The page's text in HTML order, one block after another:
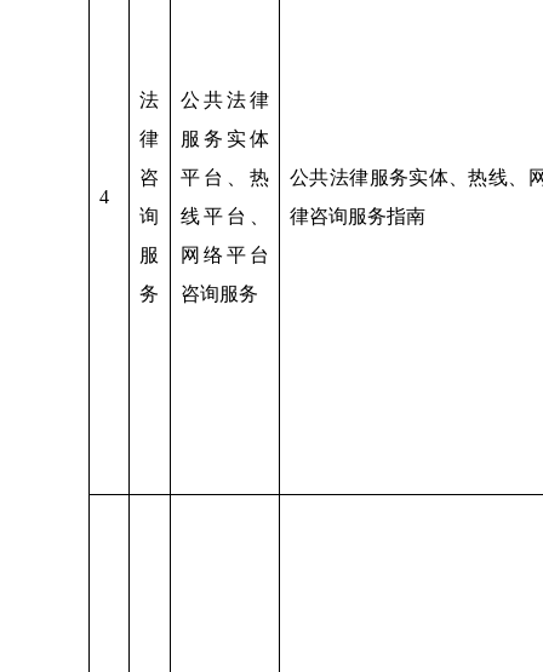
4
法
律
咨
询
服
务
公共法律
服务实体
平台、热
线平台、
网络平台
咨询服务
公共法律服务实体、热线、
律咨询服务指南